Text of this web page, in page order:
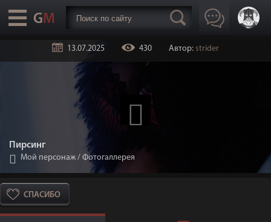
13.07.2025 430 Автор: strider
Пирсинг
Мой персонаж / Фотогаллерея
СПАСИБО